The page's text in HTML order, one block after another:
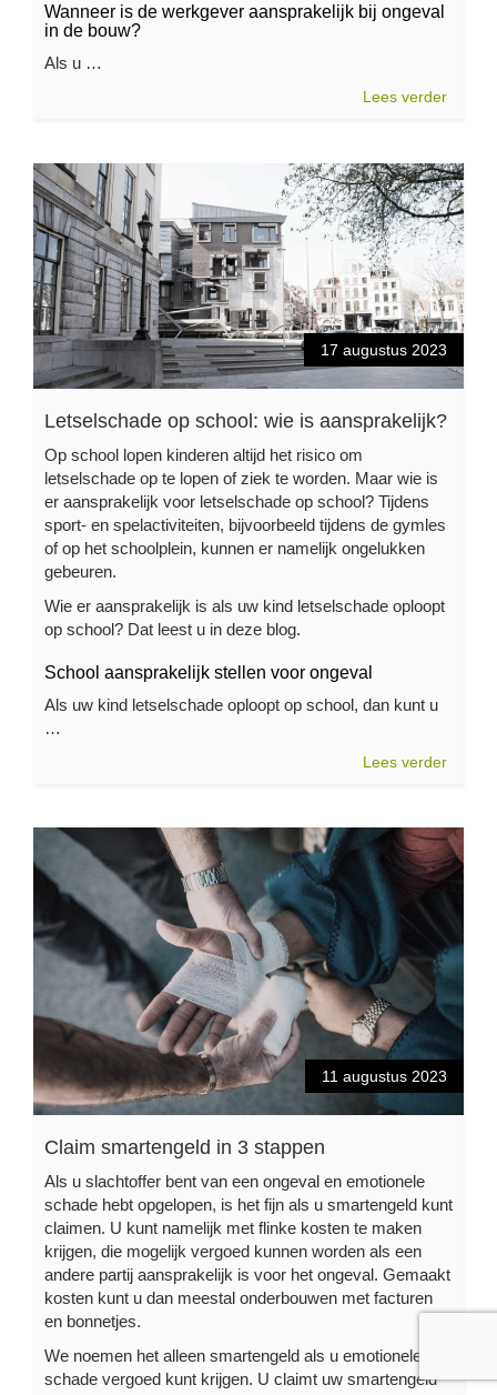
Wanneer is de werkgever aansprakelijk bij ongeval
in de bouw?
Als u …
Lees verder
17 augustus 2023
Letselschade op school: wie is aansprakelijk?
Op school lopen kinderen altijd het risico om
letselschade op te lopen of ziek te worden. Maar wie is
er aansprakelijk voor letselschade op school? Tijdens
sport- en spelactiviteiten, bijvoorbeeld tijdens de gymles
of op het schoolplein, kunnen er namelijk ongelukken
gebeuren.
Wie er aansprakelijk is als uw kind letselschade oploopt
op school? Dat leest u in deze blog.
School aansprakelijk stellen voor ongeval
Als uw kind letselschade oploopt op school, dan kunt u
…
Lees verder
11 augustus 2023
Claim smartengeld in 3 stappen
Als u slachtoffer bent van een ongeval en emotionele
schade hebt opgelopen, is het fijn als u smartengeld kunt
claimen. U kunt namelijk met flinke kosten te maken
krijgen, die mogelijk vergoed kunnen worden als een
andere partij aansprakelijk is voor het ongeval. Gemaakt
kosten kunt u dan meestal onderbouwen met facturen
en bonnetjes.
We noemen het alleen smartengeld als u emotionele
schade vergoed kunt krijgen. U claimt uw smartengeld